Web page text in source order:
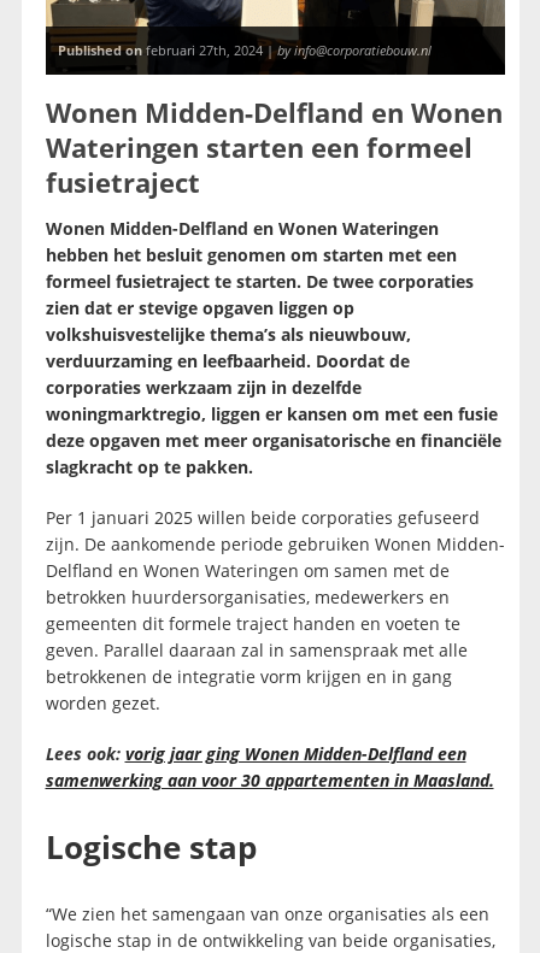
Published onfebruari 27th, 2024 |by info@corporatiebouw.nl
Wonen Midden-Delfland en Wonen
Wateringen starten een formeel
fusietraject
Wonen Midden-Delfland en Wonen Wateringen
hebben het besluit genomen om starten met een
formeel fusietraject te starten. De twee corporaties
zien dat er stevige opgaven liggen op
volkshuisvestelijke thema’s als nieuwbouw,
verduurzaming en leefbaarheid. Doordat de
corporaties werkzaam zijn in dezelfde
woningmarktregio, liggen er kansen om met een fusie
deze opgaven met meer organisatorische en financiële
slagkracht op te pakken.
Per 1 januari 2025 willen beide corporaties gefuseerd
zijn. De aankomende periode gebruiken Wonen Midden-
Delfland en Wonen Wateringen om samen met de
betrokken huurdersorganisaties, medewerkers en
gemeenten dit formele traject handen en voeten te
geven. Parallel daaraan zal in samenspraak met alle
betrokkenen de integratie vorm krijgen en in gang
worden gezet.
Lees ook: vorig jaar ging Wonen Midden-Delfland een
samenwerking aan voor 30 appartementen in Maasland.
Logische stap
“We zien het samengaan van onze organisaties als een
logische stap in de ontwikkeling van beide organisaties,